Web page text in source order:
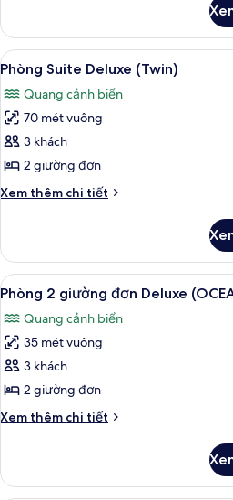
(PORT
VIEW)
Phòng
giường
Deluxe
(PORT
Xem
tất
cả
ảnh
Phòng
Suite
Deluxe
(Twin)
9
Phòng Suite Deluxe (Twin)
Quang cảnh biển
70 mét vuông
3 khách
2 giường đơn
Xem thêm chi tiết
Chi
Phòng
Suite
Deluxe
(Twin)
Xem
tất
cả
ảnh
Phòng
2
giường
đơn
(OCEAN
VIEW)
8
Phòng 2 giường đơn Deluxe
Quang cảnh biển
35 mét vuông
3 khách
2 giường đơn
Xem thêm chi tiết
Chi
Phòng